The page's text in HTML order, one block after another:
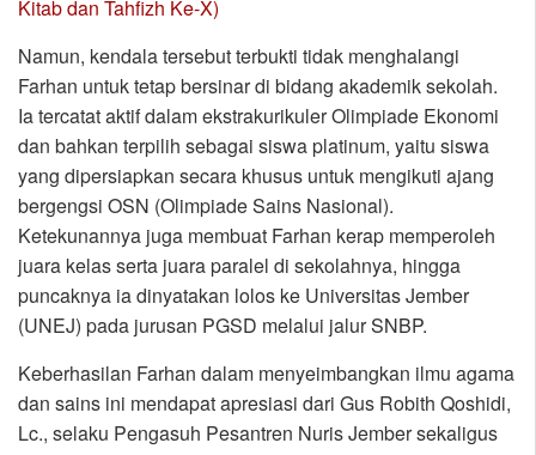
Kitab dan Tahfizh Ke-X)
Namun, kendala tersebut terbukti tidak menghalangi
Farhan untuk tetap bersinar di bidang akademik sekolah.
Ia tercatat aktif dalam ekstrakurikuler Olimpiade Ekonomi
dan bahkan terpilih sebagai siswa platinum, yaitu siswa
yang dipersiapkan secara khusus untuk mengikuti ajang
bergengsi OSN (Olimpiade Sains Nasional).
Ketekunannya juga membuat Farhan kerap memperoleh
juara kelas serta juara paralel di sekolahnya, hingga
puncaknya ia dinyatakan lolos ke Universitas Jember
(UNEJ) pada jurusan PGSD melalui jalur SNBP.
Keberhasilan Farhan dalam menyeimbangkan ilmu agama
dan sains ini mendapat apresiasi dari Gus Robith Qoshidi,
Lc., selaku Pengasuh Pesantren Nuris Jember sekaligus